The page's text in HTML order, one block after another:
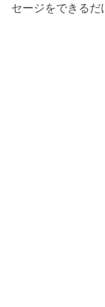
セージをできるだ